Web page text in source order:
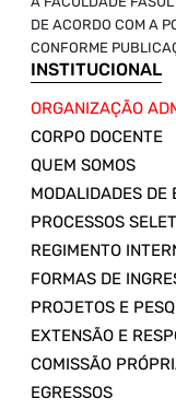
DE ACORDO COM A
CONFORME
INSTITUCIONAL
ORGANIZAÇÃO
CORPO DOCENTE
QUEM SOMOS
MODALIDADES DE
PROCESSOS
REGIMENTO
FORMAS DE
PROJETOS E
EXTENSÃO E
COMISSÃO
EGRESSOS